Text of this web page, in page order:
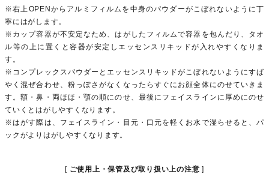
※右上OPENからアルミフィルムを中身のパウダーがこぼれないように丁
寧にはがします。
※カップ容器が不安定なため、はがしたフィルムで容器を包んだり、タオ
ル等の上に置くと容器が安定しエッセンスリキッドが入れやすくなりま
す。
※コンプレックスパウダーとエッセンスリキッドがこぼれないようにすば
やく混ぜ合わせ、粉っぽさがなくなったらすぐにお顔全体にのせていきま
す。額・鼻・両ほほ・顎の順にのせ、最後にフェイスラインに厚めにのせ
ていくとはがしやすくなります。
※はがす際は、フェイスライン・目元・口元を軽くお水で湿らせると、パ
ックがよりはがしやすくなります。
ご使用上・保管及び取り扱い上の注意